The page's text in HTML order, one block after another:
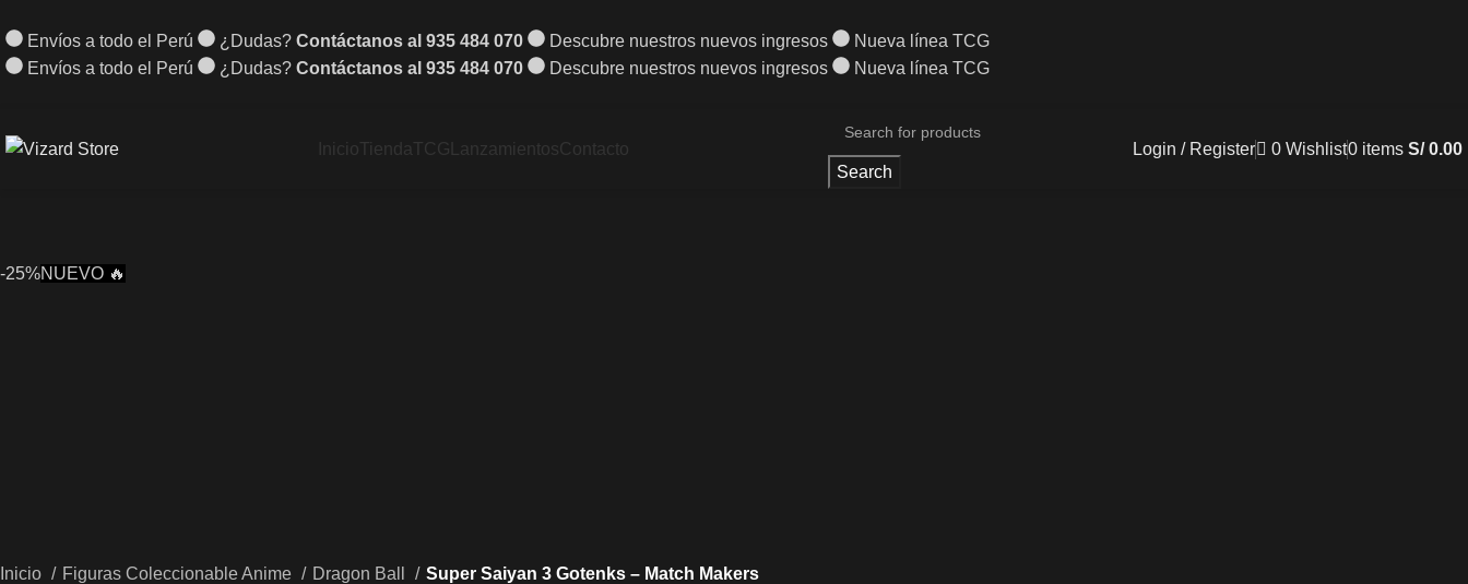
Envíos a todo el Perú ¿Dudas? Contáctanos al 935 484 070 Descubre nuestros nuevos ingresos
Nueva línea TCG
Envíos a todo el Perú
¿Dudas? Contáctanos al 935 484 070 Descubre nuestros nuevos ingresos Nueva línea TCG
InicioTiendaTCG LanzamientosContacto
Search
Login / Register 0 Wishlist0 items S/0.00
-25%NUEVO 🔥
Inicio Figuras Coleccionable Anime Dragon Ball
Super Saiyan 3 Gotenks – Match Makers